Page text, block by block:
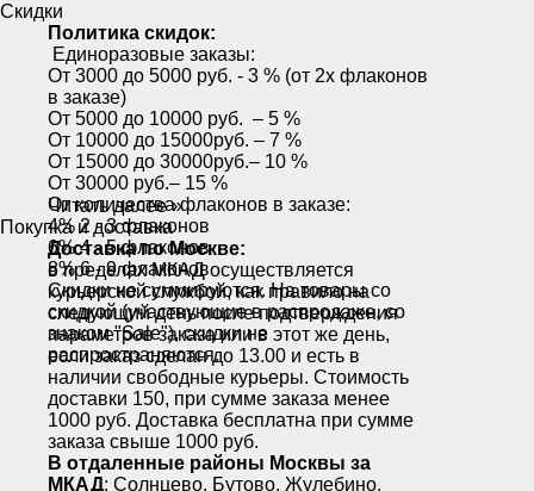
Скидки
Политика скидок:
Единоразовые заказы:
От 3000 до 5000 руб. - 3 % (от 2х флаконов
в заказе)
От 5000 до 10000 руб. – 5 %
От 10000 до 15000руб. – 7 %
От 15000 до 30000руб.– 10 %
От 30000 руб.– 15 %
От количества флаконов в заказе:
4% 2 - 3 флаконов
6% 4 - 5 флаконов
8% 6 - 9 флаконов
Скидки не суммируются. На товары со
скидкой (участвующие в распродаже, со
знаком "Sale"), скидки не
распространяются.
Читать далее »
Покупка и доставка
Доставка по Москве:
в пределах МКАД осуществляется
курьерской службой, как правило на
следующий день после подтверждения
параметров заказа или в этот же день,
если заказ сделан до 13.00 и есть в
наличии свободные курьеры. Стоимость
доставки 150, при сумме заказа менее
1000 руб. Доставка бесплатна при сумме
заказа свыше 1000 руб.
В отдаленные районы Москвы за
МКАД: Солнцево, Бутово, Жулебино,